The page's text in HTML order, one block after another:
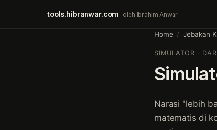
tools.hibranwar.com oleh Ibrahim Anwar
Home / Jebakan
SIMULATOR ·
Narasi "lebih
matematis di